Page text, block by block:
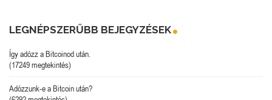
LEGNÉPSZERŰBB BEJEGYZÉSEK
Így adózz a Bitcoinod után.
(17249 megtekintés)
Adózzunk-e a Bitcoin után?